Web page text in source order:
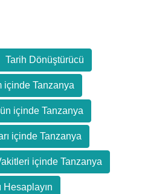
Tarih Dönüştürücü
içinde Tanzanya
içinde Tanzanya
içinde Tanzanya
içinde Tanzanya
Hesaplayın